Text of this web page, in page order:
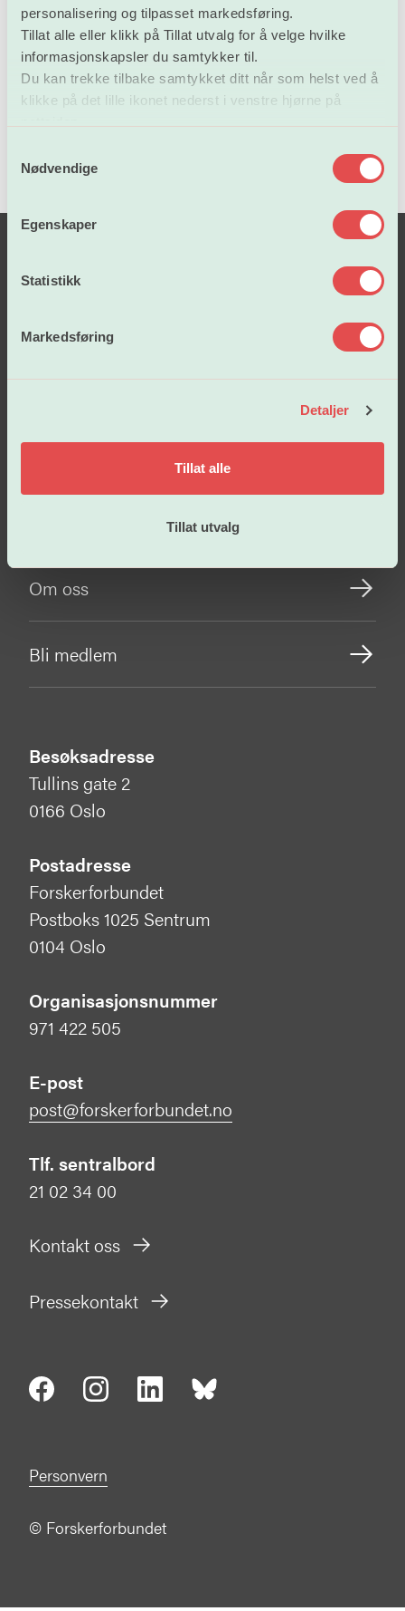
personalisering og tilpasset markedsføring.
Tillat alle eller klikk på Tillat utvalg for å velge hvilke
informasjonskapsler du samtykker til.
Du kan trekke tilbake samtykket ditt når som helst ved å
klikke på det lille ikonet nederst i venstre hjørne på
t
Nødvendige
Egenskaper
Statistikk
Markedsføring
Detaljer
Tillat alle
Tillat utvalg
Trude Teige er debattleder.
Vel møtt!
Om oss
Bli medlem
Besøksadresse
Tullins gate 2
0166 Oslo
Postadresse
Forskerforbundet
Postboks 1025 Sentrum
0104 Oslo
Organisasjonsnummer
971 422 505
E-post
post@forskerforbundet.no
Tlf. sentralbord
21 02 34 00
Kontakt oss
Pressekontakt
Personvern
© Forskerforbundet